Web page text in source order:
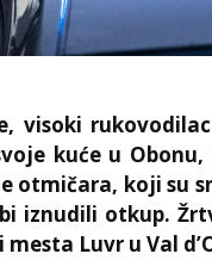
visoki
kuće u
otmičara, koji su
iznudili otkup.
Luvr u Val